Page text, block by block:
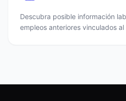
Descubra posible información
empleos anteriores vinculados al